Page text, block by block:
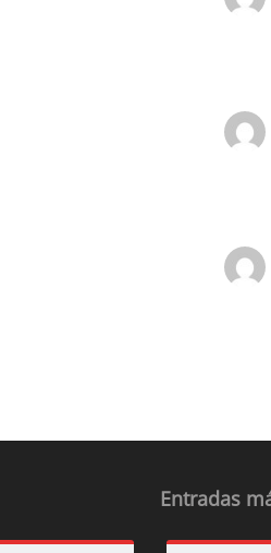
Entradas